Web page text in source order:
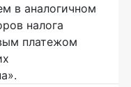
в аналогичном
налога
платежом